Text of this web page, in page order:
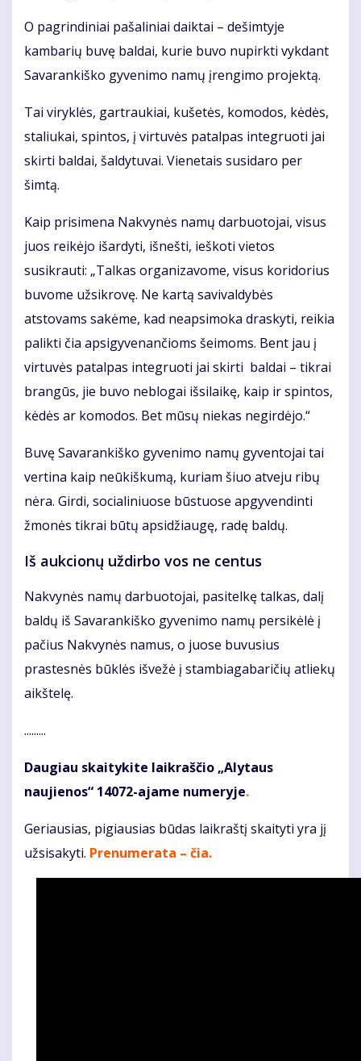
O pagrindiniai pašaliniai daiktai – dešimtyje
kambarių buvę baldai, kurie buvo nupirkti vykdant
Savarankiško gyvenimo namų įrengimo projektą.
Tai viryklės, gartraukiai, kušetės, komodos, kėdės,
staliukai, spintos, į virtuvės patalpas integruoti jai
skirti baldai, šaldytuvai. Vienetais susidaro per
šimtą.
Kaip prisimena Nakvynės namų darbuotojai, visus
juos reikėjo išardyti, išnešti, ieškoti vietos
susikrauti: „Talkas organizavome, visus koridorius
buvome užsikrovę. Ne kartą savivaldybės
atstovams sakėme, kad neapsimoka draskyti, reikia
palikti čia apsigyvenančioms šeimoms. Bent jau į
virtuvės patalpas integruoti jai skirti baldai – tikrai
brangūs, jie buvo neblogai išsilaikę, kaip ir spintos,
kėdės ar komodos. Bet mūsų niekas negirdėjo.“
Buvę Savarankiško gyvenimo namų gyventojai tai
vertina kaip neūkiškumą, kuriam šiuo atveju ribų
nėra. Girdi, socialiniuose būstuose apgyvendinti
žmonės tikrai būtų apsidžiaugę, radę baldų.
Iš aukcionų uždirbo vos ne centus
Nakvynės namų darbuotojai, pasitelkę talkas, dalį
baldų iš Savarankiško gyvenimo namų persikėlė į
pačius Nakvynės namus, o juose buvusius
prastesnės būklės išvežė į stambiagabaričių atliekų
aikštelę.
.........
Daugiau skaitykite laikraščio „Alytaus
naujienos“ 14072-ajame numeryje.
Geriausias, pigiausias būdas laikraštį skaityti yra jį
užsisakyti. Prenumerata – čia.